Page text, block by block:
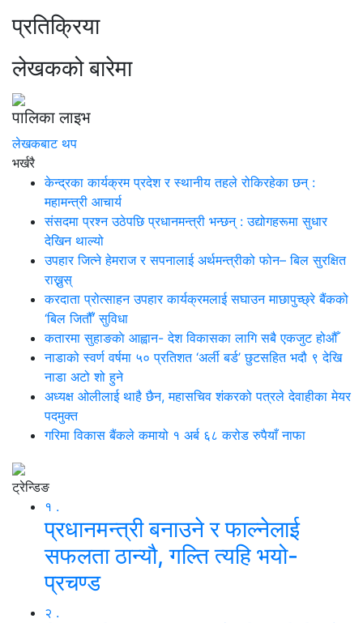
प्रतिक्रिया
लेखकको बारेमा
पालिका लाइभ
लेखकबाट थप
भर्खरै
केन्द्रका कार्यक्रम प्रदेश र स्थानीय तहले रोकिरहेका छन् :
महामन्त्री आचार्य
संसदमा प्रश्न उठेपछि प्रधानमन्त्री भन्छन् : उद्योगहरूमा सुधार
देखिन थाल्यो
उपहार जित्ने हेमराज र सपनालाई अर्थमन्त्रीको फोन– बिल सुरक्षित
राख्नुस्
करदाता प्रोत्साहन उपहार कार्यक्रमलाई सघाउन माछापुच्छ्रे बैंकको
‘बिल जितौँ’ सुविधा
कतारमा सुहाङकाे आह्वान- देश विकासका लागि सबै एकजुट होऔँ
नाडाको स्वर्ण वर्षमा ५० प्रतिशत ‘अर्ली बर्ड’ छुटसहित भदौ ९ देखि
नाडा अटो शो हुने
अध्यक्ष ओलीलाई थाहै छैन, महासचिव शंकरको पत्रले देवाहीका मेयर
पदमुक्त
गरिमा विकास बैंकले कमायो १ अर्ब ६८ करोड रुपैयाँ नाफा
ट्रेन्डिङ
१ .
प्रधानमन्त्री बनाउने र फाल्नेलाई
सफलता ठान्यौ, गल्ति त्यहि भयो-
प्रचण्ड
२ .